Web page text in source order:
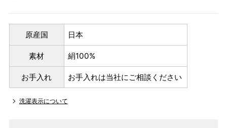
原産国 日本
素材 絹100%
お手入れ お手入れは当社にご相談ください
洗濯表示について